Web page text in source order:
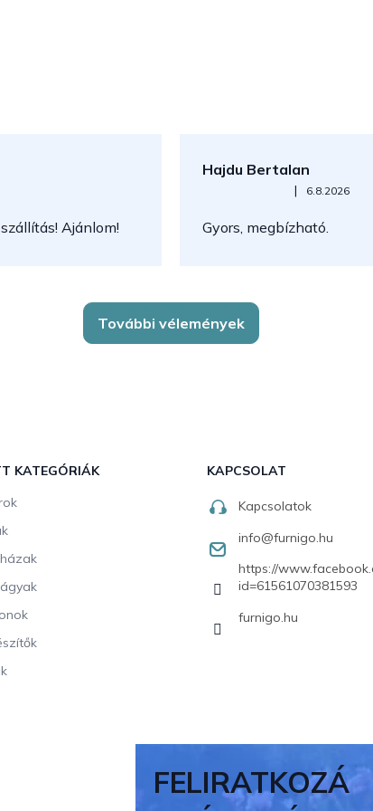
Ajánlom!
Hajdu Bertalan
Az áruház értékelése 5-ből
| 6.8.2026
Gyors, megbízható.
További vélemények
KATEGÓRIÁK
KAPCSOLAT
Kapcsolatok
info@furnigo.hu
https://
id=61561070381593
furnigo.hu
FELIRATKOZÁ